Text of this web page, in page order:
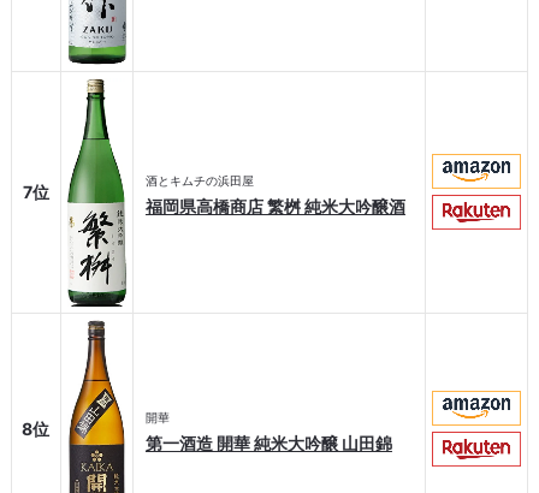
7位
酒とキムチの浜田屋
福岡県高橋商店 繁桝 純米大吟醸酒
8位
開華
第一酒造 開華 純米大吟醸 山田錦